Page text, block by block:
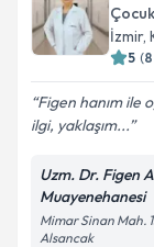
İzmir,
5 (8
Figen hanım ile
ilgi, yaklaşım...
Uzm. Dr. Figen
Muayenehanesi
Mimar Sinan Mah.
Alsancak